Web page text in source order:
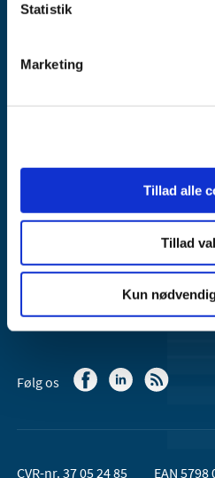
Statistik
Marketing
Tillad alle
Tillad
Kun
Axel Heides Gade 1
Lægemiddelstyrelsen er en del af
Sundheds- og Kirkeministeriet.
Kontakt Lægemiddelstyrelsen
44 88 95 95 (kl. 9 - 15)
Følg os
CVR-nr. 37 05 24 85 EAN 5798